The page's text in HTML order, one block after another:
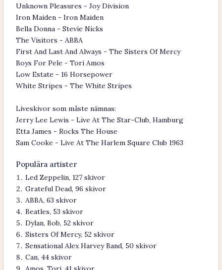
Unknown Pleasures - Joy Division
Iron Maiden - Iron Maiden
Bella Donna - Stevie Nicks
The Visitors - ABBA
First And Last And Always - The Sisters Of Mercy
Boys For Pele - Tori Amos
Low Estate - 16 Horsepower
White Stripes - The White Stripes
Liveskivor som måste nämnas:
Jerry Lee Lewis - Live At The Star-Club, Hamburg
Etta James - Rocks The House
Sam Cooke - Live At The Harlem Square Club 1963
Populära artister
Led Zeppelin, 127 skivor
Grateful Dead, 96 skivor
ABBA, 63 skivor
Beatles, 53 skivor
Dylan, Bob, 52 skivor
Sisters Of Mercy, 52 skivor
Sensational Alex Harvey Band, 50 skivor
Can, 44 skivor